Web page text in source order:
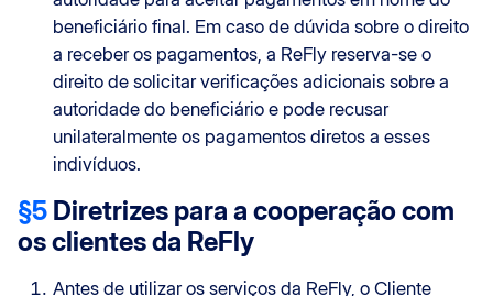
beneficiário final. Em caso de dúvida sobre o direito
a receber os pagamentos, a ReFly reserva-se o
direito de solicitar verificações adicionais sobre a
autoridade do beneficiário e pode recusar
unilateralmente os pagamentos diretos a esses
indivíduos.
§5 Diretrizes para a cooperação com
os clientes da ReFly
Antes de utilizar os serviços da ReFly, o Cliente